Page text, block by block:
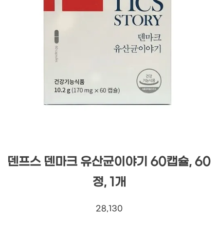
덴프스 덴마크 유산균이야기 60캡슐, 60
정, 1개
28,130